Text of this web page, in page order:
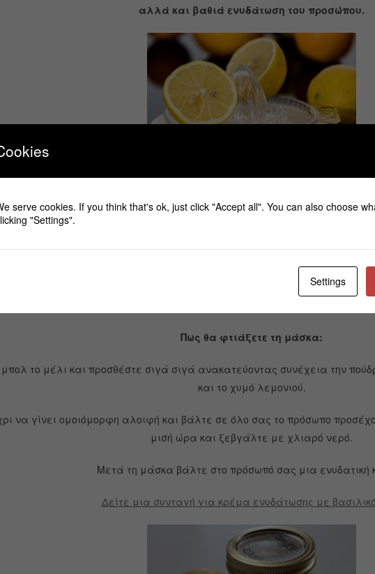
αλλά και βαθιά ενυδάτωση του προσώπου.
Υλικά που θα χρειαστείτε:
Δείτε εδώ πως να τη
Πως θα φτιάξετε τη μάσκα:
το μέλι και προσθέστε σιγά σιγά ανακατεύοντας συνέχεια την
και το χυμό λεμονιού.
να γίνει ομοιόμορφη αλοιφή και βάλτε σε όλο σας το πρόσωπο
μισή ώρα και ξεβγάλτε με χλιαρό νερό.
Μετά τη μάσκα βάλτε στο πρόσωπό σας μια ενυδατική
Δείτε μια συνταγή για κρέμα ενυδάτωσης με
serve cookies. If you think that's ok, just click "Accept all". You can also choose
"Settings".
Settings